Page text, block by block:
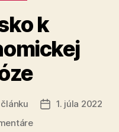
k
Dátum
1. júla 2022
na